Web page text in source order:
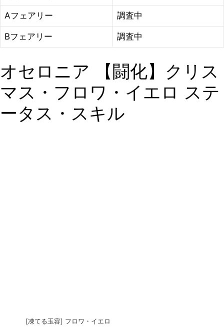
Aフェアリー 調査中
Bフェアリー 調査中
オセロニア 【闘化】クリス
マス・フロワ・イエロ ステ
ータス・スキル
[凍てる玉容] フロワ・イエロ